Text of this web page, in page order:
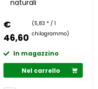
naturali
€
46,60
(5,83 * / 1
chilogrammo)
In magazzino
Nel carrello